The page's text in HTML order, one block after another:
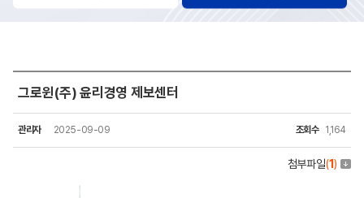
그로윈(주) 윤리경영 제보센터
관리자 2025-09-09 조회수 1,164
첨부파일(1)